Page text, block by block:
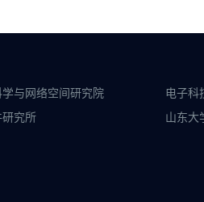
与网络空间研究院
电子科
研究所
山东大